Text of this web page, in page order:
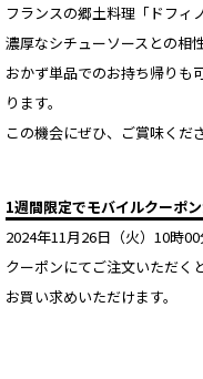
フランスの郷土料理「ドフィ
濃厚なシチューソースとの相性
おかず単品でのお持ち帰りも
ります。
この機会にぜひ、ご賞味くださ
1週間限定でモバイルクーポン
2024年11月26日（火）10時
クーポンにてご注文いただく
お買い求めいただけます。